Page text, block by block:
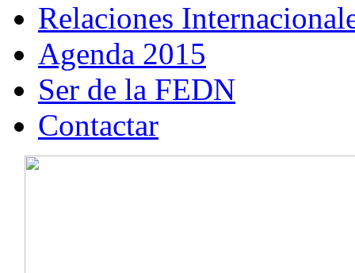
Relaciones
Agenda 2015
Ser de la FEDN
Contactar